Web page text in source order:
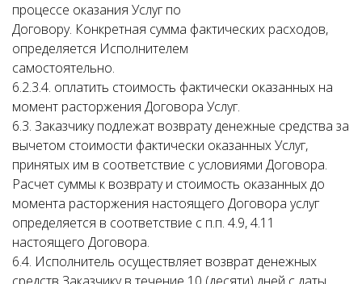
процессе оказания Услуг по
Договору. Конкретная сумма фактических расходов,
определяется Исполнителем
самостоятельно.
6.2.3.4. оплатить стоимость фактически оказанных на
момент расторжения Договора Услуг.
6.3. Заказчику подлежат возврату денежные средства за
вычетом стоимости фактически оказанных Услуг,
принятых им в соответствие с условиями Договора.
Расчет суммы к возврату и стоимость оказанных до
момента расторжения настоящего Договора услуг
определяется в соответствие с п.п. 4.9, 4.11
настоящего Договора.
6.4. Исполнитель осуществляет возврат денежных